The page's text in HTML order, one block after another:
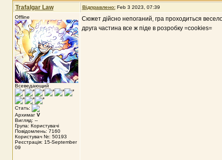
Trafalgar Law Відправлено: Feb 3 2023, 07:39
Offline
Всеведающий
Стать:
Архимаг V
Вигляд: --
Група: Користувачі
Повідомлень: 7160
Користувач №: 50193
Реєстрація: 15-September
09
Сюжет дійсно непоганий, гра проходиться
друга частина все ж піде в розробку =cookies=